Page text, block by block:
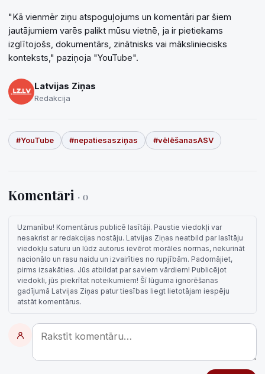
"Kā vienmēr ziņu atspoguļojums un komentāri par šiem
jautājumiem varēs palikt mūsu vietnē, ja ir pietiekams
izglītojošs, dokumentārs, zinātnisks vai māksliniecisks
konteksts," paziņoja "YouTube".
Latvijas Ziņas
Redakcija
#YouTube #nepatiesasziņas #vēlēšanasASV
Komentāri · 0
Uzmanību! Komentārus publicē lasītāji. Paustie viedokļi var
nesakrist ar redakcijas nostāju. Latvijas Ziņas neatbild par lasītāju
viedokļu saturu un lūdz autorus ievērot morāles normas, nekurināt
nacionālo un rasu naidu un izvairīties no rupjībām. Padomājiet,
pirms izsakāties. Jūs atbildat par saviem vārdiem! Publicējot
viedokli, jūs piekrītat noteikumiem! Šī lūguma ignorēšanas
gadījumā Latvijas Ziņas patur tiesības liegt lietotājam iespēju
atstāt komentārus.